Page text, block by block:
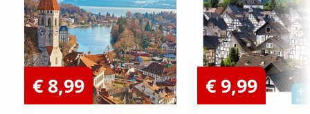
€ 8,99 € 9,99